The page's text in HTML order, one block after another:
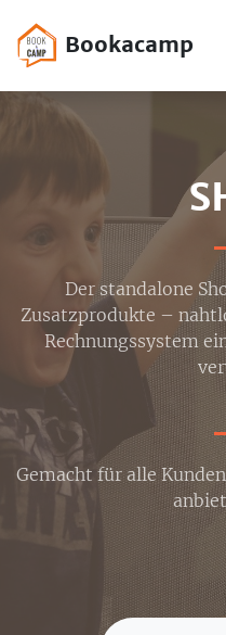
Bookacamp
Der standalone
Zusatzprodukte –
Rechnungssystem
Gemacht für alle